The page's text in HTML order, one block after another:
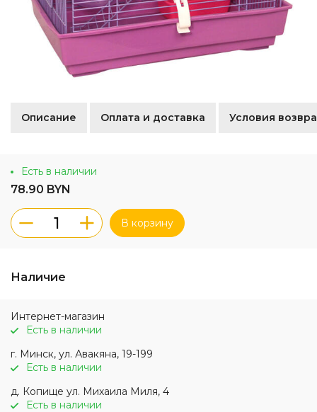
Описание Оплата и доставка Условия
Есть в наличии
78.90 BYN
В корзину
Наличие
Интернет-магазин
Есть в наличии
г. Минск, ул. Авакяна, 19-199
Есть в наличии
д. Копище ул. Михаила Миля, 4
Есть в наличии